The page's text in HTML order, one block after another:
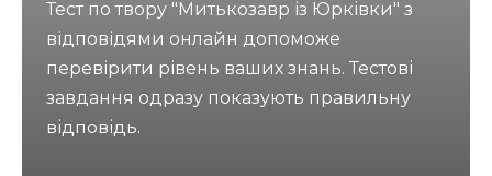
Тест по твору "Митькозавр із Юрківки" з
відповідями онлайн допоможе
перевірити рівень ваших знань. Тестові
завдання одразу показують правильну
відповідь.